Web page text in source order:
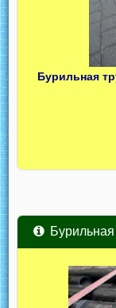
Бурильная
Бурильная